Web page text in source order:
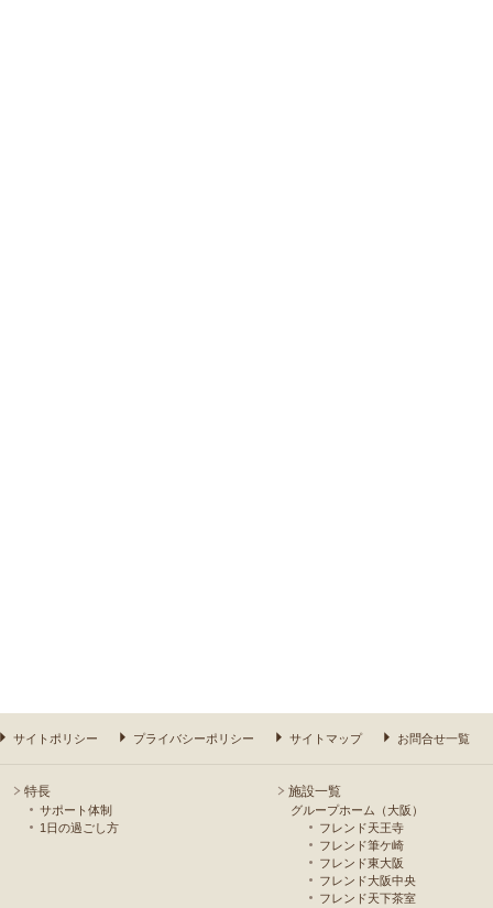
サイトポリシー プライバシーポリシー サイトマップ お問合せ一覧
特長
サポート体制
1日の過ごし方
施設一覧
グループホーム（大阪）
フレンド天王寺
フレンド筆ケ崎
フレンド東大阪
フレンド大阪中央
フレンド天下茶室